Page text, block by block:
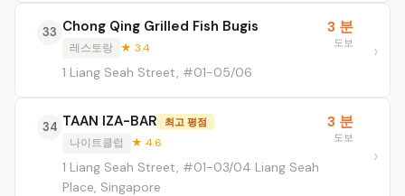
33 Chong Qing Grilled Fish Bugis
레스토랑 ★ 3.4
1 Liang Seah Street, #01-05/06
3 분
도보
34 TAAN IZA-BAR 최고 평점
나이트클럽 ★ 4.6
1 Liang Seah Street, #01-03/04 Liang Seah
Place, Singapore
3 분
도보